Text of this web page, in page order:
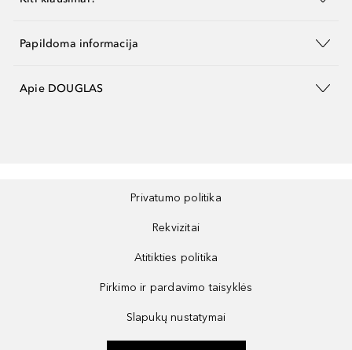
Papildoma informacija
Apie DOUGLAS
Privatumo politika
Rekvizitai
Atitikties politika
Pirkimo ir pardavimo taisyklės
Slapukų nustatymai